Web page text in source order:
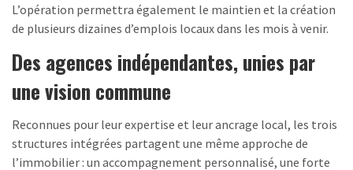
L’opération permettra également le maintien et la création
de plusieurs dizaines d’emplois locaux dans les mois à venir.
Des agences indépendantes, unies par
une vision commune
Reconnues pour leur expertise et leur ancrage local, les trois
structures intégrées partagent une même approche de
l’immobilier : un accompagnement personnalisé, une forte